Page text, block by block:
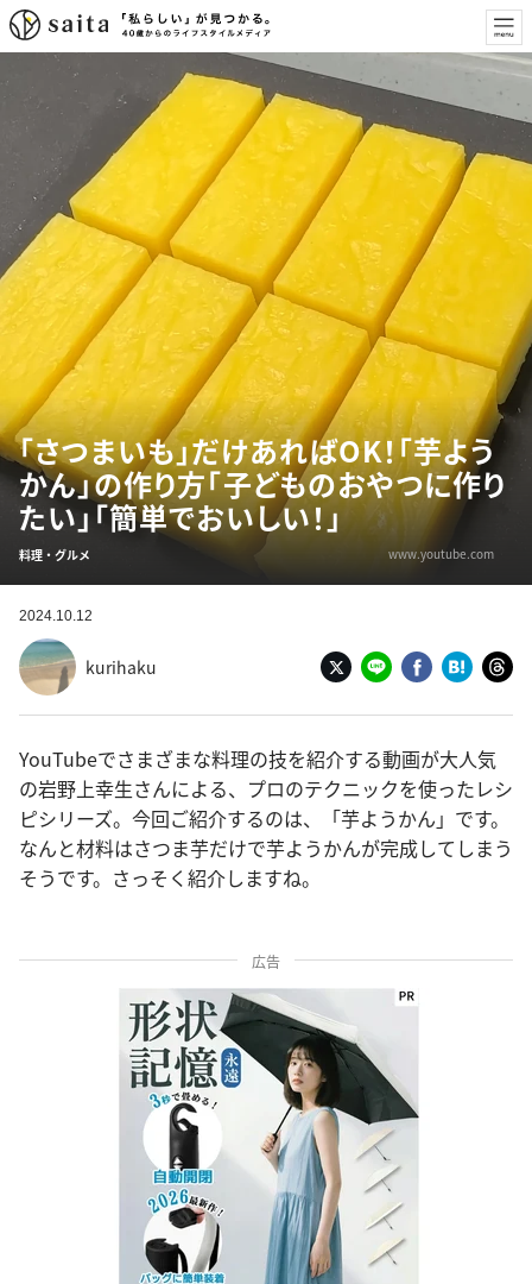
「さつまいも」だけあればOK！「芋よう
かん」の作り方「子どものおやつに作り
たい」「簡単でおいしい！」
料理・グルメ www.youtube.com
2024.10.12
kurihaku
YouTubeでさまざまな料理の技を紹介する動画が大人気
の岩野上幸生さんによる、プロのテクニックを使ったレシ
ピシリーズ。今回ご紹介するのは、「芋ようかん」です。
なんと材料はさつま芋だけで芋ようかんが完成してしまう
そうです。さっそく紹介しますね。
広告